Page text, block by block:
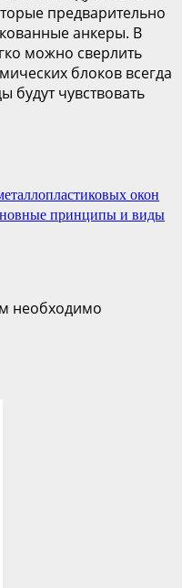
предварительно
анкеры. В
можно сверлить
блоков всегда
будут чувствовать
окон
принципы и виды
необходимо